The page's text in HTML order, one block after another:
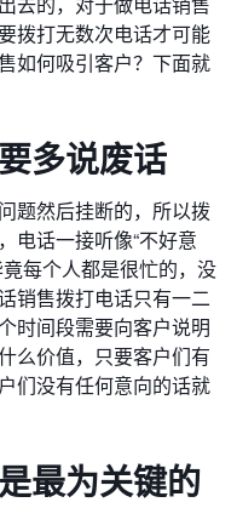
拨打无数次电话才可能
如何吸引客户？下面就
多说废话
题然后挂断的，所以拨
电话一接听像“不好意
每个人都是很忙的，没
销售拨打电话只有一二
时间段需要向客户说明
么价值，只要客户们有
们没有任何意向的话就
最为关键的